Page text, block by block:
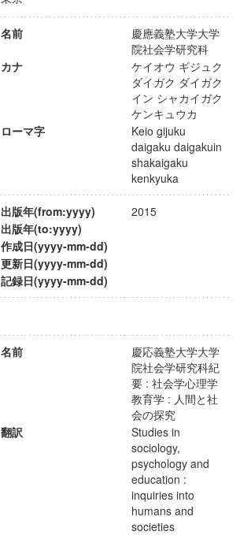
名前
慶應義塾大学大学
院社会学研究科
カナ
ケイオウ ギジュク
ダイガク ダイガク
イン シャカイガク
ケンキュウカ
ローマ字
Keio gijuku
daigaku daigakuin
shakaigaku
kenkyuka
出版年(from:yyyy)
2015
出版年(to:yyyy)
作成日(yyyy-mm-dd)
更新日(yyyy-mm-dd)
記録日(yyyy-mm-dd)
名前
慶応義塾大学大学
院社会学研究科紀
要 : 社会学心理学
教育学 : 人間と社
会の探究
翻訳
Studies in
sociology,
psychology and
education :
inquiries into
humans and
societies